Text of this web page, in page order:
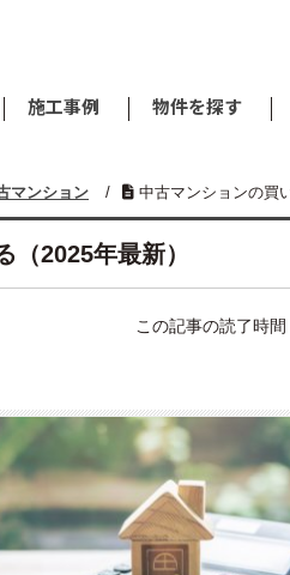
施工事例 物件を探す
マンション / 中古マンションの買
2025年最新）
この記事の読了時間